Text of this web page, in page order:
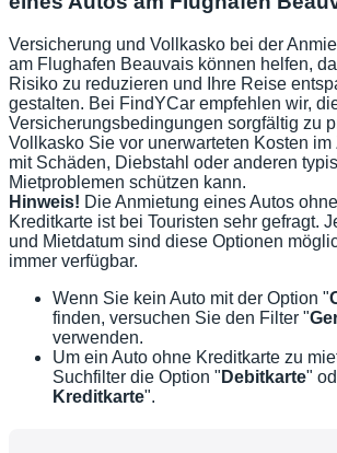
Versicherung und Vollkasko bei der
am Flughafen Beauvais können helfen,
Risiko zu reduzieren und Ihre Reise
gestalten. Bei FindYCar empfehlen wir,
Versicherungsbedingungen sorgfältig zu
Vollkasko Sie vor unerwarteten Kosten im
mit Schäden, Diebstahl oder anderen
Mietproblemen schützen kann.
Hinweis! Die Anmietung eines Autos
Kreditkarte ist bei Touristen sehr gefragt.
und Mietdatum sind diese Optionen
immer verfügbar.
Wenn Sie kein Auto mit der Option "
finden, versuchen Sie den Filter "
verwenden.
Um ein Auto ohne Kreditkarte zu
Suchfilter die Option " Debitkarte"
Kreditkarte".